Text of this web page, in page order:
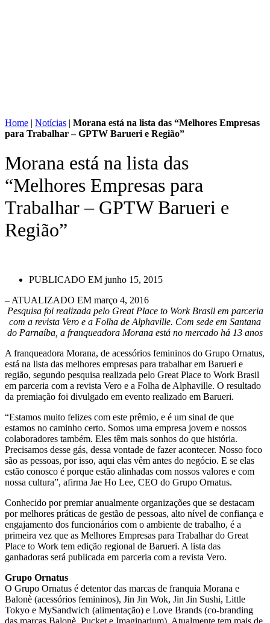
Home | Notícias | Morana está na lista das “Melhores Empresas
para Trabalhar – GPTW Barueri e Região”
Morana está na lista das
“Melhores Empresas para
Trabalhar – GPTW Barueri e
Região”
PUBLICADO EM junho 15, 2015
– ATUALIZADO EM março 4, 2016
Pesquisa foi realizada pelo Great Place to Work Brasil em parceria
com a revista Vero e a Folha de Alphaville. Com sede em Santana
do Parnaíba, a franqueadora Morana está no mercado há 13 anos
A franqueadora Morana, de acessórios femininos do Grupo Ornatus,
está na lista das melhores empresas para trabalhar em Barueri e
região, segundo pesquisa realizada pelo Great Place to Work Brasil
em parceria com a revista Vero e a Folha de Alphaville. O resultado
da premiação foi divulgado em evento realizado em Barueri.
“Estamos muito felizes com este prêmio, e é um sinal de que
estamos no caminho certo. Somos uma empresa jovem e nossos
colaboradores também. Eles têm mais sonhos do que história.
Precisamos desse gás, dessa vontade de fazer acontecer. Nosso foco
são as pessoas, por isso, aqui elas vêm antes do negócio. E se elas
estão conosco é porque estão alinhadas com nossos valores e com
nossa cultura”, afirma Jae Ho Lee, CEO do Grupo Ornatus.
Conhecido por premiar anualmente organizações que se destacam
por melhores práticas de gestão de pessoas, alto nível de confiança e
engajamento dos funcionários com o ambiente de trabalho, é a
primeira vez que as Melhores Empresas para Trabalhar do Great
Place to Work tem edição regional de Barueri. A lista das
ganhadoras será publicada em parceria com a revista Vero.
Grupo Ornatus
O Grupo Ornatus é detentor das marcas de franquia Morana e
Balonè (acessórios femininos), Jin Jin Wok, Jin Jin Sushi, Little
Tokyo e MySandwich (alimentação) e Love Brands (co-branding